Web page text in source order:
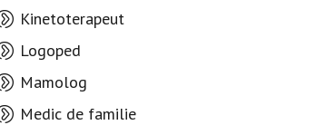
Kinetoterapeut
Logoped
Mamolog
Medic de familie